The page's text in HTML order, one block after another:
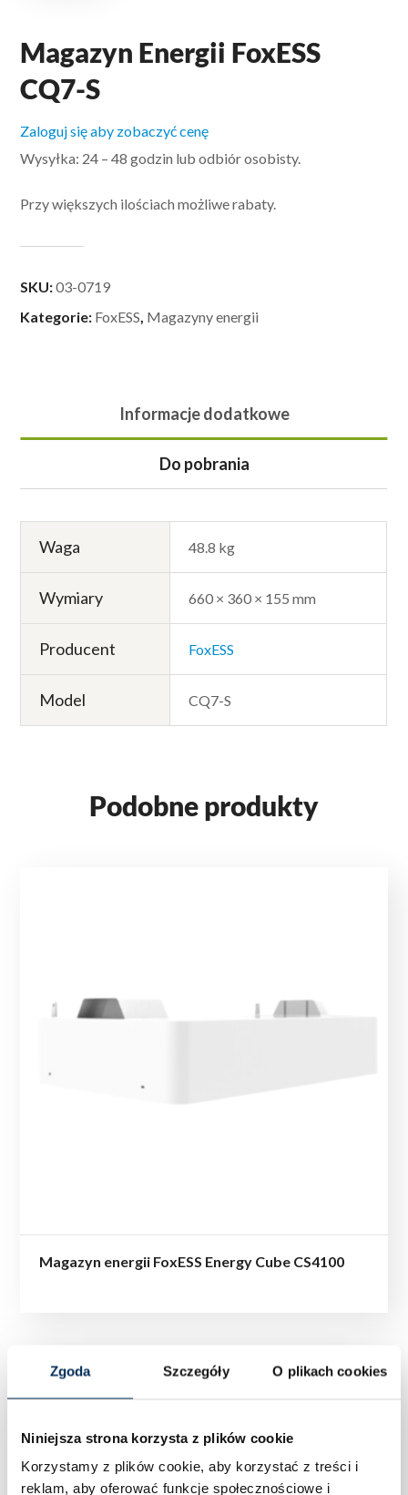
Zgoda Szczegóły O plikach cookies
Niniejsza strona korzysta z plików cookie
Korzystamy z plików cookie, aby korzystać z treści i
reklam, aby oferować funkcje społecznościowe i
Magazyn Energii FoxESS
CQ7-S
Zaloguj się aby zobaczyć cenę
Wysyłka: 24 – 48 godzin lub odbiór osobisty.
Przy większych ilościach możliwe rabaty.
SKU:03-0719
Kategorie: FoxESS, Magazyny energii
Informacje dodatkowe
Do pobrania
Waga 48.8 kg
Wymiary 660 × 360 × 155 mm
Producent FoxESS
Model CQ7-S
Podobne produkty
Magazyn energii FoxESS Energy Cube CS4100